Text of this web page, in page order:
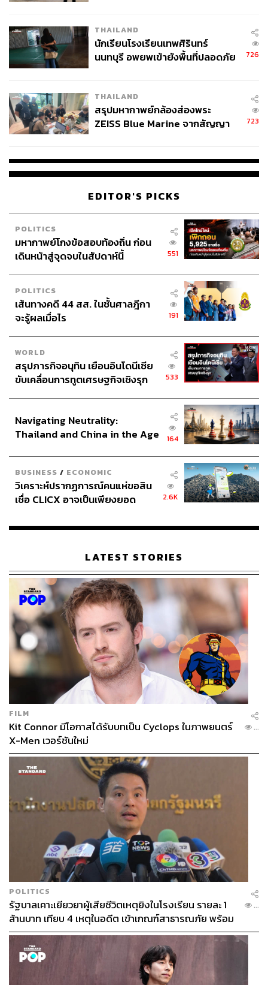
บ้าง ติดตามได้ใน Eco-Curious รายการที่จะพาไปซอกแซกดู
มุม Sustain ของแบรนด์ต่างๆ ที่จะทำให้โลกของเราน่าอยู่ยิ่ง
ขึ้น กับ EP.2 CAKE มอเตอร์ไซค์ไฟฟ้าหลักแสน เช่าได้ใน
บทความ:https://thestandard.co/life/cake-electric-motorcycl
e-can-be-rented
View this post on Instagram
Eco-Curious EP.3
THAILAND
นักเรียนโรงเรียนเทพศิรินทร์
นนทบุรี อพยพเข้ายังพื้นที่ปลอดภัย
726
THAILAND
สรุปมหากาพย์กล้องส่องพระ
ZEISS Blue Marine จากสัญญา
จ่ายหนี้-แอบระบุแบรนด์
723
EDITOR'S PICKS
POLITICS
มหากาพย์โกงข้อสอบท้องถิ่น ก่อน
เดินหน้าสู่จุดจบในสัปดาห์นี้
551
POLITICS
เส้นทางคดี 44 สส. ในชั้นศาลฎีกา
จะรู้ผลเมื่อไร
191
WORLD
สรุปภารกิจอนุทิน เยือนอินโดนีเซีย
ขับเคลื่อนการทูตเศรษฐกิจเชิงรุก
533
Navigating Neutrality:
Thailand and China in the Age
164
BUSINESS / ECONOMIC
วิเคราะห์ปรากฏการณ์คนแห่ขอสิน
เชื่อ CLICX อาจเป็นเพียงยอด
เรือนไทยที่ถูกซุกไว้
2.6K
LATEST STORIES
FILM
Kit Connor มีโอกาสได้รับบทเป็น Cyclops ในภาพยนตร์
X-Men เวอร์ชันใหม่
...
POLITICS
รัฐบาลเคาะเยียวยาผู้เสียชีวิตเหตุยิงในโรงเรียน รายละ 1
ล้านบาท เทียบ 4 เหตุในอดีต เข้าเกณฑ์สาธารณภัย พร้อม
เร่งจ่ายโดยเร็ว
...